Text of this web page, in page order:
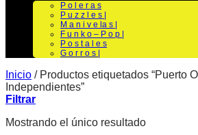
P o l e r a s
P u z z l e s |
M a n i v e la s |
F u n k o – P o p |
P o s t a l e s
G o r r o s |
Inicio /Productos etiquetados “Puerto
Independientes”
Filtrar
Mostrando el único resultado